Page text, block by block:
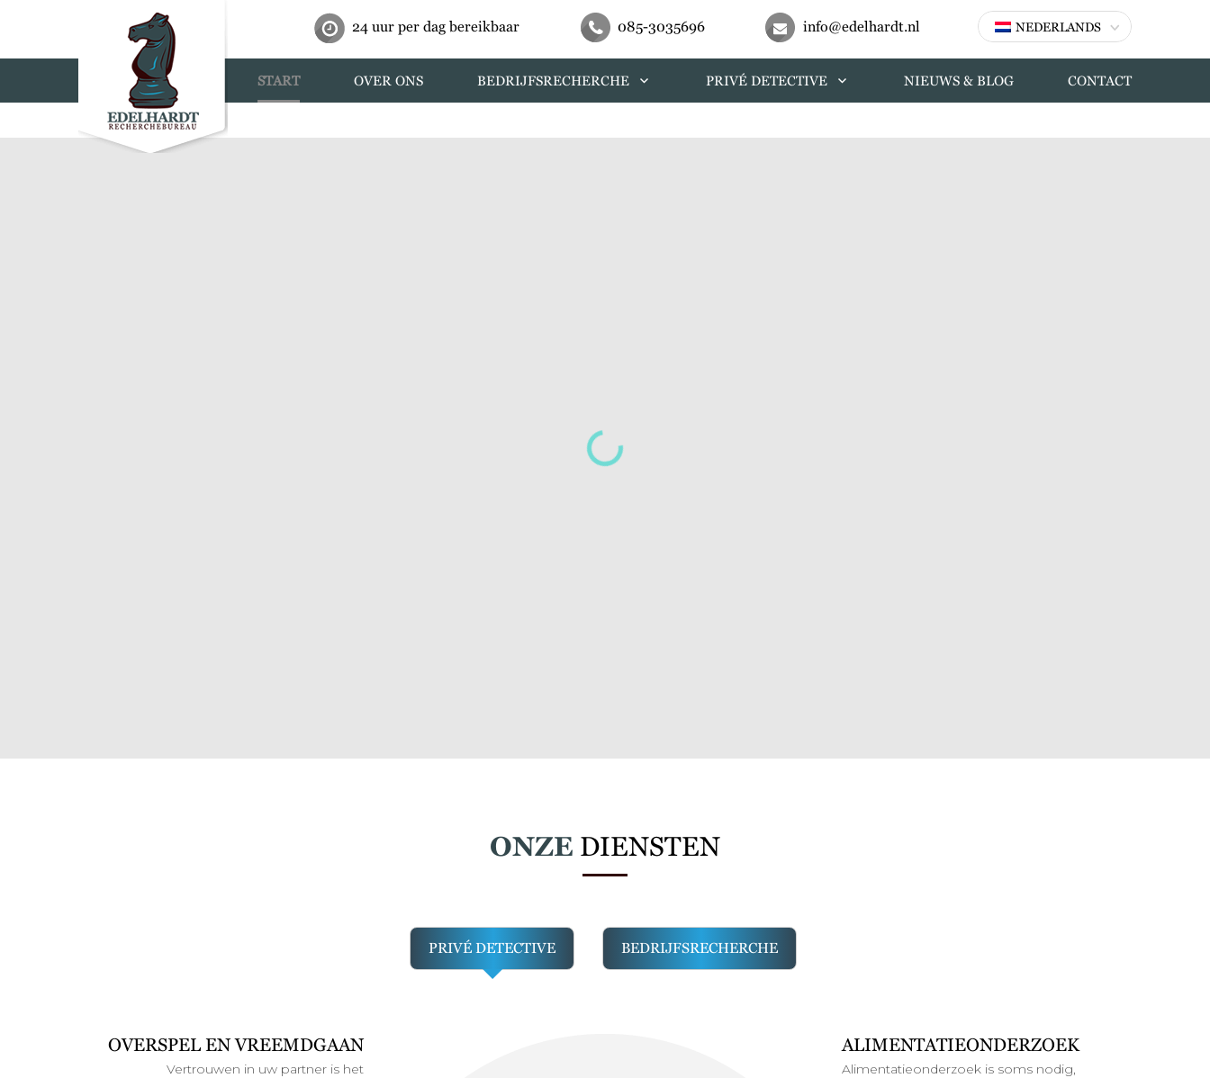
24 uur per dag bereikbaar 085-3035696 info@edelhardt.nl NEDERLANDS
START OVER ONS BEDRIJFSRECHERCHE PRIVÉ DETECTIVE NIEUWS & BLOG CONTACT
ONZE DIENSTEN
PRIVÉ DETECTIVE BEDRIJFSRECHERCHE
OVERSPEL EN VREEMDGAAN
Vertrouwen in uw partner is het
ALIMENTATIEONDERZOEK
Alimentatieonderzoek is soms nodig,